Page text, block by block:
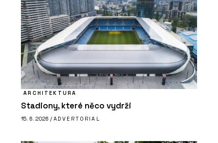
ARCHITEKTURA
Stadiony, které něco vydrží
15. 6. 2026 / ADVERTORIAL